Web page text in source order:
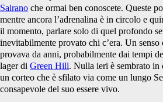
Sairano che ormai ben conoscete. Queste
mentre ancora l’adrenalina è in circolo e
il momento, parlare solo di quel profondo
inevitabilmente provato chi c’era. Un senso
provava da anni, probabilmente dai tempi
lager di Green Hill. Nulla ieri è sembrato
un corteo che è sfilato via come un lungo
consapevole del suo essere vivo.